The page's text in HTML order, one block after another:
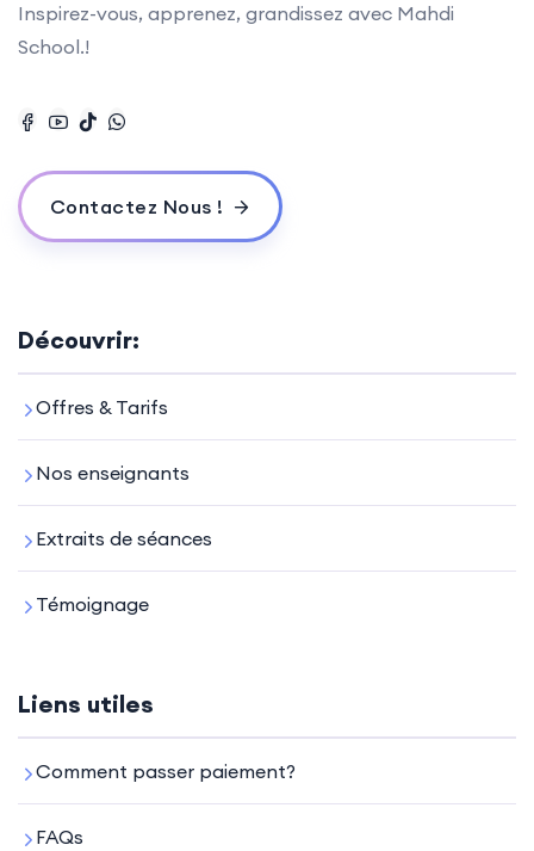
Inspirez-vous, apprenez, grandissez avec Mahdi
School.!
Contactez Nous !
Découvrir:
Offres & Tarifs
Nos enseignants
Extraits de séances
Témoignage
Liens utiles
Comment passer paiement?
FAQs